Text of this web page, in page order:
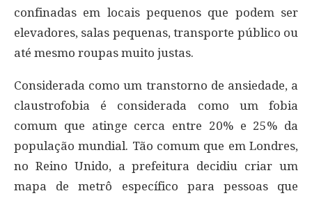
confinadas em locais pequenos que podem ser
elevadores, salas pequenas, transporte público ou
até mesmo roupas muito justas.
Considerada como um transtorno de ansiedade, a
claustrofobia é considerada como um fobia
comum que atinge cerca entre 20% e 25% da
população mundial. Tão comum que em Londres,
no Reino Unido, a prefeitura decidiu criar um
mapa de metrô específico para pessoas que